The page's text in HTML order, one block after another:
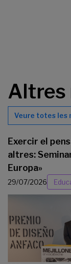
Altres
Veure totes les
Exercir el
altres:
Europa»
29/07/2026